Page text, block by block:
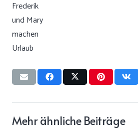
Mehr ähnliche Beiträge